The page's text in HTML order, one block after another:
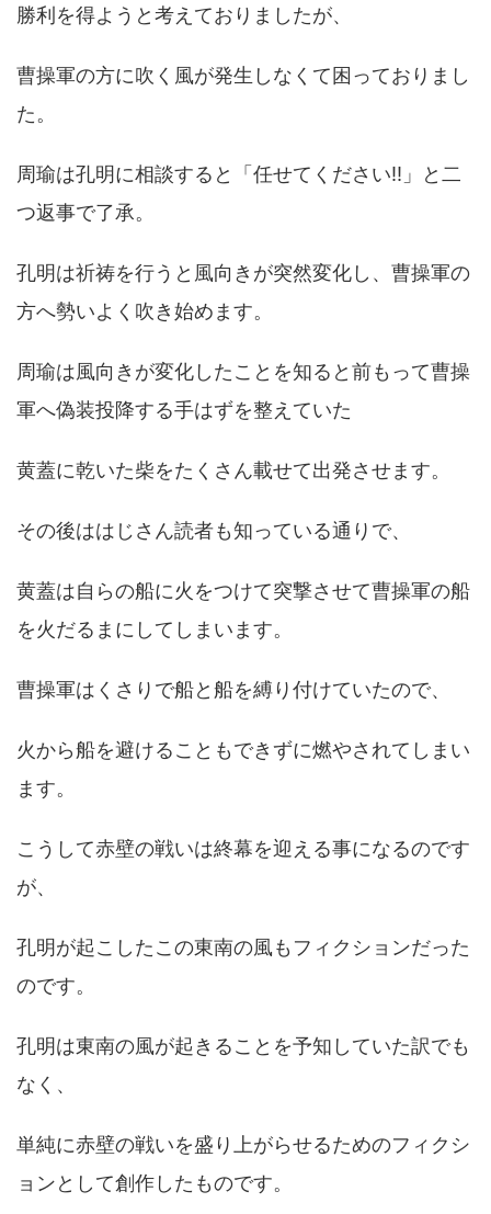
勝利を得ようと考えておりましたが、
曹操軍の方に吹く風が発生しなくて困っておりまし
た。
周瑜は孔明に相談すると「任せてください!!」と二
つ返事で了承。
孔明は祈祷を行うと風向きが突然変化し、曹操軍の
方へ勢いよく吹き始めます。
周瑜は風向きが変化したことを知ると前もって曹操
軍へ偽装投降する手はずを整えていた
黄蓋に乾いた柴をたくさん載せて出発させます。
その後ははじさん読者も知っている通りで、
黄蓋は自らの船に火をつけて突撃させて曹操軍の船
を火だるまにしてしまいます。
曹操軍はくさりで船と船を縛り付けていたので、
火から船を避けることもできずに燃やされてしまい
ます。
こうして赤壁の戦いは終幕を迎える事になるのです
が、
孔明が起こしたこの東南の風もフィクションだった
のです。
孔明は東南の風が起きることを予知していた訳でも
なく、
単純に赤壁の戦いを盛り上がらせるためのフィクシ
ョンとして創作したものです。